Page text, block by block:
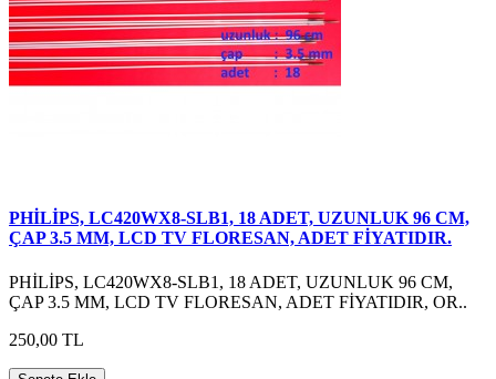
PHİLİPS, LC420WX8-SLB1, 18 ADET, UZUNLUK 96 CM,
ÇAP 3.5 MM, LCD TV FLORESAN, ADET FİYATIDIR.
PHİLİPS, LC420WX8-SLB1, 18 ADET, UZUNLUK 96 CM,
ÇAP 3.5 MM, LCD TV FLORESAN, ADET FİYATIDIR, OR..
250,00 TL